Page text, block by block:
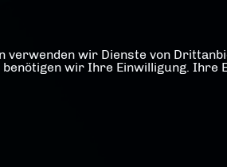
verwenden wir Dienste von
wir Ihre Einwilligung. Ihre